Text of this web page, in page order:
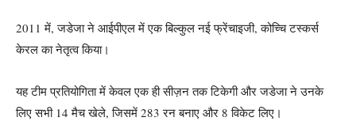
2011 में, जडेजा ने आईपीएल में एक बिल्कुल नई फ्रेंचाइजी, कोच्चि टस्कर्स
केरल का नेतृत्व किया।
यह टीम प्रतियोगिता में केवल एक ही सीज़न तक टिकेगी और जडेजा ने उनके
लिए सभी 14 मैच खेले, जिसमें 283 रन बनाए और 8 विकेट लिए।